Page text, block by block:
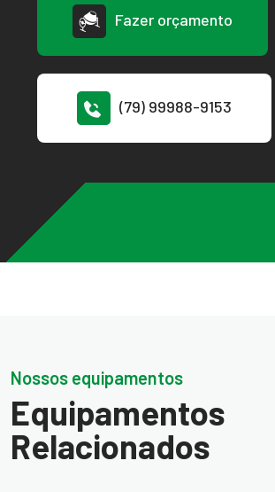
Fazer orçamento
(79) 99988-9153
Nossos equipamentos
Equipamentos
Relacionados